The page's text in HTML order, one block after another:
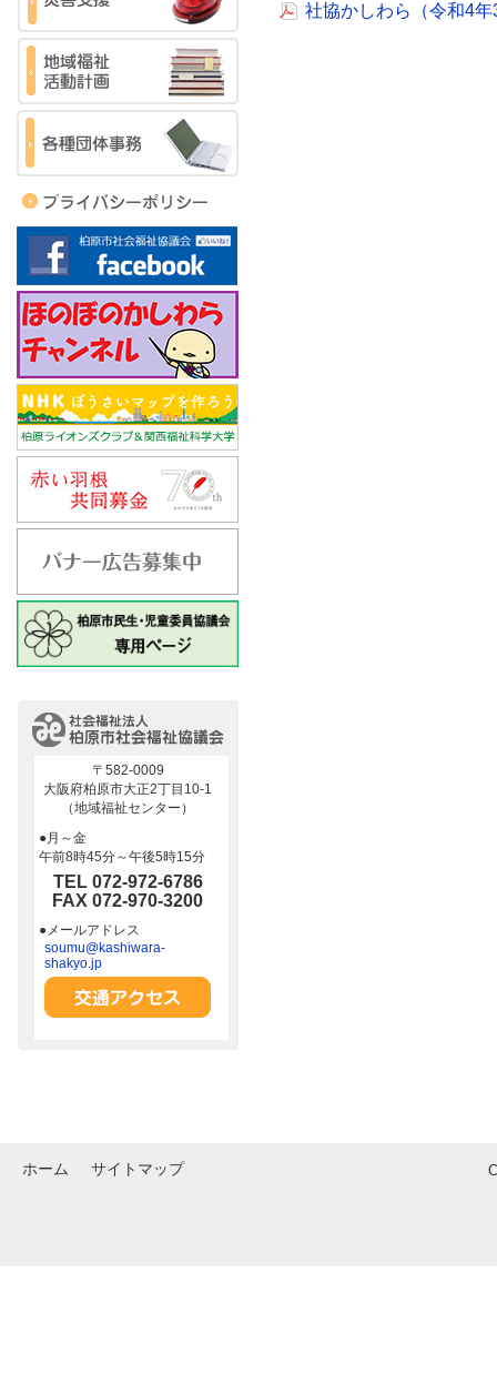
社協かしわら（令和4年
〒582-0009
大阪府柏原市大正2丁目10-1
（地域福祉センター）
●月～金
午前8時45分～午後5時15分
TEL 072-972-6786
FAX 072-970-3200
●メールアドレス
soumu@kashiwara-
shakyo.jp
ホーム サイトマップ